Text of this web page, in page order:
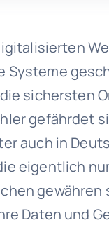
Systeme
sichersten
gefährdet
auch in
eigentlich
Daten und